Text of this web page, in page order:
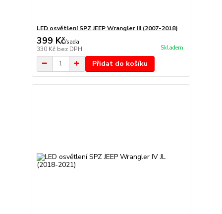
LED osvětlení SPZ JEEP Wrangler III (2007-2018)
399 Kč/sada
330 Kč bez DPH Skladem
Přidat do košíku